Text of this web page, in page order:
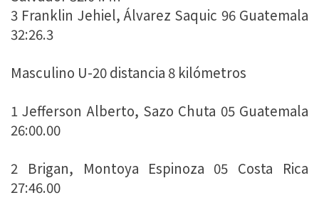
3 Franklin Jehiel, Álvarez Saquic 96 Guatemala
32:26.3
Masculino U-20 distancia 8 kilómetros
1 Jefferson Alberto, Sazo Chuta 05 Guatemala
26:00.00
2 Brigan, Montoya Espinoza 05 Costa Rica
27:46.00